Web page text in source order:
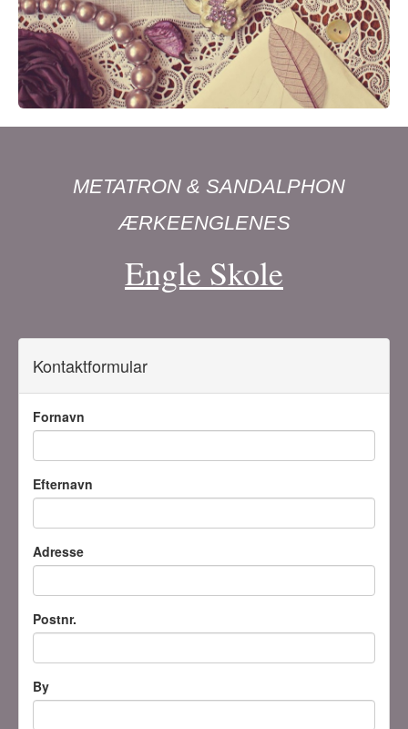
METATRON & SANDALPHON
ÆRKEENGLENES
Engle Skole
Kontaktformular
Fornavn
Efternavn
Adresse
Postnr.
By